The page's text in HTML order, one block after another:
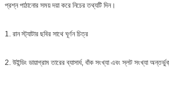
প্রশ্ন পাঠানোর সময় দয়া করে নিচের তথ্যটি দিন।
1. রান স্ট্যাটার ছবির সাথে ঘূর্ণন চিত্র
2. উইন্ডিং ডায়াগ্রাম তারের ব্যাসার্ধ, বাঁক সংখ্যা এবং স্লট সংখ্যা